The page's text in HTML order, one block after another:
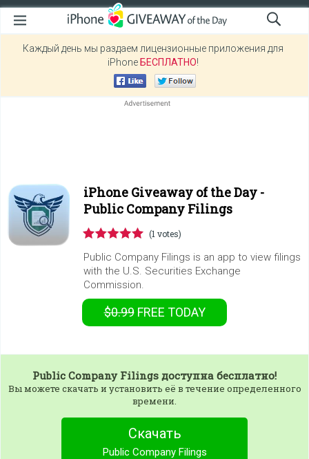
Каждый день мы раздаем лицензионные приложения для
iPhone БЕСПЛАТНО!
iPhone Giveaway of the Day -
Public Company Filings
(1 votes)
Public Company Filings is an app to view filings
with the U.S. Securities Exchange
Commission.
$0.99 FREE TODAY
Public Company Filings доступна бесплатно!
Вы можете скачать и установить её в течение определенного
времени.
Скачать
Public Company Filings